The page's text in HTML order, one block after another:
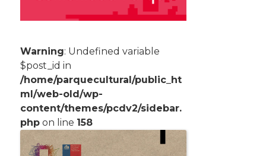
Warning: Undefined variable
$post_id in
/home/parquecultural/public_ht
ml/web-old/wp-
content/themes/pcdv2/sidebar.
php on line 158